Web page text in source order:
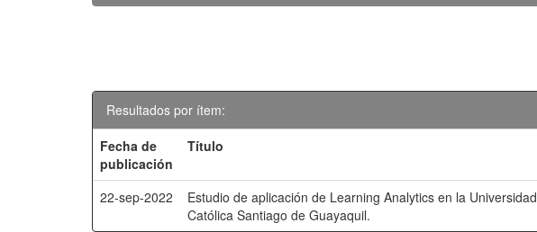
Resultados por ítem:
Fecha de
publicación
Título
22-sep-2022
Estudio de aplicación de Learning Analytics en la Universidad
Católica Santiago de Guayaquil.